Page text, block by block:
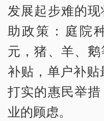
发展起步难的
助政策：庭院
元，猪、羊、
补贴，单户补
打实的惠民举
业的顾虑。